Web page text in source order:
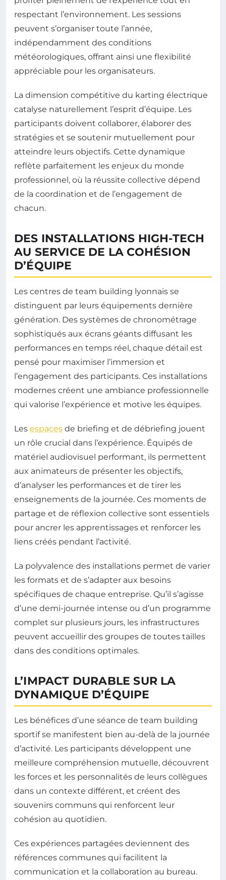
respectant l’environnement. Les sessions
peuvent s’organiser toute l’année,
indépendamment des conditions
météorologiques, offrant ainsi une flexibilité
appréciable pour les organisateurs.
La dimension compétitive du karting électrique
catalyse naturellement l’esprit d’équipe. Les
participants doivent collaborer, élaborer des
stratégies et se soutenir mutuellement pour
atteindre leurs objectifs. Cette dynamique
reflète parfaitement les enjeux du monde
professionnel, où la réussite collective dépend
de la coordination et de l’engagement de
chacun.
DES INSTALLATIONS HIGH-TECH
AU SERVICE DE LA COHÉSION
D’ÉQUIPE
Les centres de team building lyonnais se
distinguent par leurs équipements dernière
génération. Des systèmes de chronométrage
sophistiqués aux écrans géants diffusant les
performances en temps réel, chaque détail est
pensé pour maximiser l’immersion et
l’engagement des participants. Ces installations
modernes créent une ambiance professionnelle
qui valorise l’expérience et motive les équipes.
Les espaces de briefing et de débriefing jouent
un rôle crucial dans l’expérience. Équipés de
matériel audiovisuel performant, ils permettent
aux animateurs de présenter les objectifs,
d’analyser les performances et de tirer les
enseignements de la journée. Ces moments de
partage et de réflexion collective sont essentiels
pour ancrer les apprentissages et renforcer les
liens créés pendant l’activité.
La polyvalence des installations permet de varier
les formats et de s’adapter aux besoins
spécifiques de chaque entreprise. Qu’il s’agisse
d’une demi-journée intense ou d’un programme
complet sur plusieurs jours, les infrastructures
peuvent accueillir des groupes de toutes tailles
dans des conditions optimales.
L’IMPACT DURABLE SUR LA
DYNAMIQUE D’ÉQUIPE
Les bénéfices d’une séance de team building
sportif se manifestent bien au-delà de la journée
d’activité. Les participants développent une
meilleure compréhension mutuelle, découvrent
les forces et les personnalités de leurs collègues
dans un contexte différent, et créent des
souvenirs communs qui renforcent leur
cohésion au quotidien.
Ces expériences partagées deviennent des
références communes qui facilitent la
communication et la collaboration au bureau.